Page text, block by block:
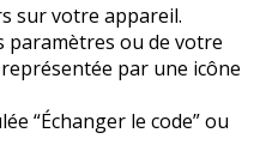
sur votre appareil.
paramètres ou de votre
par une icône
“Échanger le code” ou